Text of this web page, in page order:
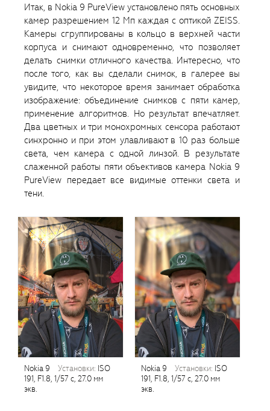
Итак, в Nokia 9 PureView установлено пять основных
камер разрешением 12 Мп каждая с оптикой ZEISS.
Камеры сгруппированы в кольцо в верхней части
корпуса и снимают одновременно, что позволяет
делать снимки отличного качества. Интересно, что
после того, как вы сделали снимок, в галерее вы
увидите, что некоторое время занимает обработка
изображение: объединение снимков с пяти камер,
применение алгоритмов. Но результат впечатляет.
Два цветных и три монохромных сенсора работают
синхронно и при этом улавливают в 10 раз больше
света, чем камера с одной линзой. В результате
слаженной работы пяти объективов камера Nokia 9
PureView передает все видимые оттенки света и
тени.
Nokia 9 установки: ISO
191, F1.8, 1/57 с, 27.0 мм
экв.
Nokia 9 установки: ISO
191, F1.8, 1/57 с, 27.0 мм
экв.